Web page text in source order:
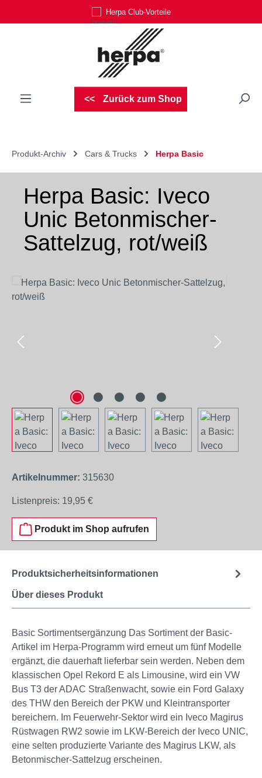
Zum Hauptinhalt springenHerpa Club-Vorteile
Zurück zum Shop
Produkt-Archiv Cars & Trucks Herpa Basic
Herpa Basic: Iveco
Unic Betonmischer-
Sattelzug, rot/weiß
Bildergalerie überspringen
Artikelnummer: 315630
Listenpreis: 19,95 €
Produkt im Shop aufrufen
Über dieses Produkt
Produktsicherheitsinformationen
Basic Sortimentsergänzung Das Sortiment der Basic-
Artikel im Herpa-Programm wird erneut um fünf Modelle
ergänzt, die dauerhaft lieferbar sein werden. Neben dem
klassischen Opel Rekord E als Limousine, wird ein VW
Bus T3 der ADAC Straßenwacht, sowie ein Ford Galaxy
des THW den Bereich der PKW und Kleintransporter
bereichern. Im Feuerwehr-Sektor wird ein Iveco Magirus
Rüstwagen RW2 sowie im LKW-Bereich der Iveco UNIC,
eine selten produzierte Variante des Magirus LKW, als
Betonmischer-Sattelzug erscheinen.